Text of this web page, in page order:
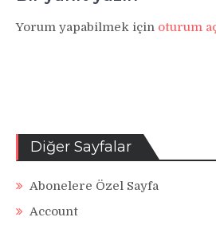
Yorum yapabilmek için oturum
Diğer Sayfalar
Abonelere Özel Sayfa
Account